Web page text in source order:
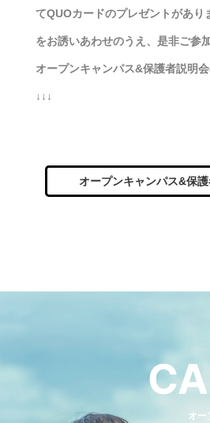
てQUOカードのプレゼントがあり
をお誘いあわせのうえ、是非ご参
オープンキャンパス&保護者説明
↓↓↓
オープンキャンパス&保
オ